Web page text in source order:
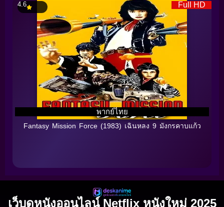
Full HD
พากย์ไทย
4.6
Fantasy Mission Force (1983) เฉินหลง 9 มังกรคาบแก้ว
เว็บดูหนังออนไลน์ Netflix หนังใหม่ 2025